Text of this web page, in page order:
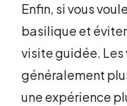
Enfin, si vous
basilique et
visite guidée.
généralement
une expérience